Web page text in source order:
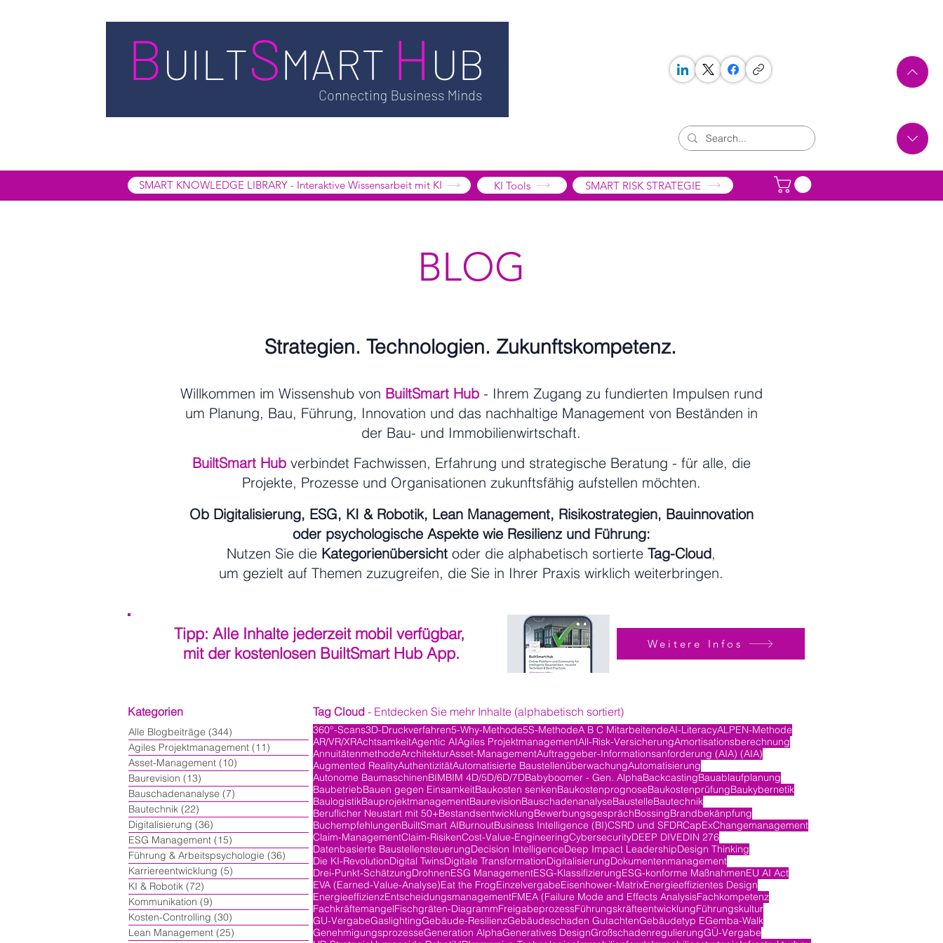
SMART KNOWLEDGE LIBRARY - Interaktive Wissensarbeit mit KI KI Tools SMART RISK STRATEGIE
BLOG
Strategien. Technologien. Zukunftskompetenz.
Willkommen im Wissenshub von BuiltSmart Hub- Ihrem Zugang zu fundierten Impulsen rund
um Planung, Bau, Führung, Innovation und das nachhaltige Management von Beständen in
der Bau- und Immobilienwirtschaft.
BuiltSmart Hubverbindet Fachwissen, Erfahrung und strategische Beratung - für alle, die
Projekte, Prozesse und Organisationen zukunftsfähig aufstellen möchten.
Ob Digitalisierung, ESG, KI & Robotik, Lean Management, Risikostrategien, Bauinnovation
oder psychologische Aspekte wie Resilienz und Führung:
Nutzen Sie die Kategorienübersicht oder die alphabetisch sortierte Tag-Cloud,
um gezielt auf Themen zuzugreifen, die Sie in Ihrer Praxis wirklich weiterbringen.
Tipp: Alle Inhalte jederzeit mobil verfügbar,
mit der kostenlosen BuiltSmart Hub App.
Weitere Infos
Kategorien
Alle Blogbeiträge (344)
Agiles Projektmanagement (11) 11 Beiträge
Asset-Management (10)
Baurevision (13)
Bauschadenanalyse (7)
Bautechnik (22)
Digitalisierung (36)
ESG Management (15)
Führung & Arbeitspsychologie (36) 36 Beiträge
Karriereentwicklung (5)
KI & Robotik (72)
Kommunikation (9)
Kosten-Controlling (30)
Lean Management (25)
Tag Cloud - Entdecken Sie mehr Inhalte (alphabetisch sortiert)
360°-Scans3D-Druckverfahren5-Why-Methode5S-MethodeA B C MitarbeitendeAI-LiteracyALPEN-Methode
AR/VR/XRAchtsamkeitAgentic AIAgiles ProjektmanagementAll-Risk-VersicherungAmortisationsberechnung
AnnuitätenmethodeArchitekturAsset-ManagementAuftraggeber-Informationsanforderung (AIA) (AIA)
Augmented RealityAuthentizitätAutomatisierte BaustellenüberwachungAutomatisierung
Autonome BaumaschinenBIMBIM 4D/5D/6D/7DBabyboomer - Gen. AlphaBackcastingBauablaufplanung
BaubetriebBauen gegen EinsamkeitBaukosten senkenBaukostenprognoseBaukostenprüfungBaukybernetik
BaulogistikBauprojektmanagementBaurevisionBauschadenanalyseBaustelleBautechnik
Beruflicher Neustart mit 50+BestandsentwicklungBewerbungsgesprächBossingBrandbekänpfung
BuchempfehlungenBuiltSmart AIBurnoutBusiness Intelligence (BI)CSRD und SFDRCapExChangemanagement
Claim-ManagementClaim-RisikenCost-Value-EngineeringCybersecurityDEEP DIVEDIN 276
Datenbasierte BaustellensteuerungDecision IntelligenceDeep Impact LeadershipDesign Thinking
Die KI-RevolutionDigital TwinsDigitale TransformationDigitalisierungDokumentenmanagement
Drei-Punkt-SchätzungDrohnenESG ManagementESG-KlassifizierungESG-konforme MaßnahmenEU AI Act
EVA (Earned-Value-Analyse)Eat the FrogEinzelvergabeEisenhower-MatrixEnergieeffizientes Design
EnergieeffizienzEntscheidungsmanagementFMEA (Failure Mode and Effects AnalysisFachkompetenz
FachkräftemangelFischgräten-DiagrammFreigabeprozessFührungskräfteentwicklungFührungskultur
GU-VergabeGaslightingGebäude-ResilienzGebäudeschaden GutachtenGebäudetyp EGemba-Walk
GenehmigungsprozesseGeneration AlphaGeneratives DesignGroßschadenregulierungGÜ-Vergabe